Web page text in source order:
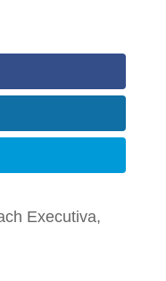
Executiva,